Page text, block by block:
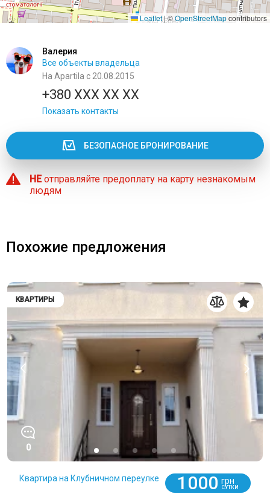
Leaflet |©OpenStreetMapcontributors
Валерия
Все объекты владельца
На Apartila с 20.08.2015
+380 XXX XX XX
Показать контакты
БЕЗОПАСНОЕ БРОНИРОВАНИЕ
НЕотправляйте предоплату на карту незнакомым
людям
Похожие предложения
КВАРТИРЫ
0
Квартира на Клубничном переулке 1000 грн
СУТКИ